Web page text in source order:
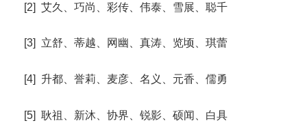
[2] 艾久、巧尚、彩传、伟泰、雪展、聪千
[3] 立舒、蒂越、网幽、真涛、览顷、琪蕾
[4] 升都、誉莉、麦彦、名义、元香、儒勇
[5] 耿祖、新沐、协界、锐影、硕闻、白具